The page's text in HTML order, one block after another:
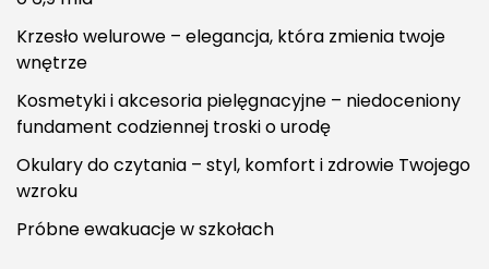
Krzesło welurowe – elegancja, która zmienia twoje
wnętrze
Kosmetyki i akcesoria pielęgnacyjne – niedoceniony
fundament codziennej troski o urodę
Okulary do czytania – styl, komfort i zdrowie Twojego
wzroku
Próbne ewakuacje w szkołach